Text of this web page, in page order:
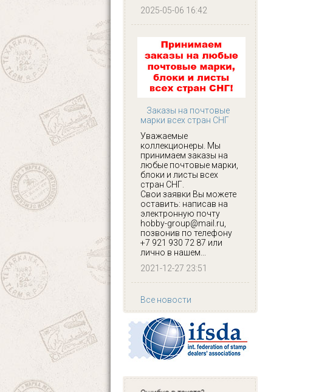
2025-05-06 16:42
Заказы на почтовые
марки всех стран СНГ
Уважаемые
коллекционеры. Мы
принимаем заказы на
любые почтовые марки,
блоки и листы всех
стран СНГ.
Свои заявки Вы можете
оставить: написав на
электронную почту
hobby-group@mail.ru,
позвонив по телефону
+7 921 930 72 87 или
лично в нашем...
2021-12-27 23:51
Все новости